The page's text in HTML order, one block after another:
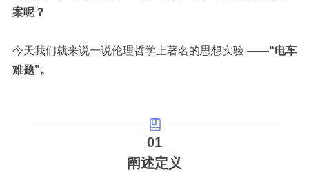
案呢？
今天我们就来说一说伦理哲学上著名的思想实验 ——“电车
难题”。
01
阐述定义